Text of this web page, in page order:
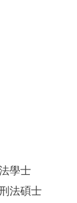
學士
法碩士